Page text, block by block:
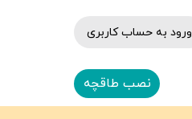
ورود به حساب کاربری
نصب طاقچه